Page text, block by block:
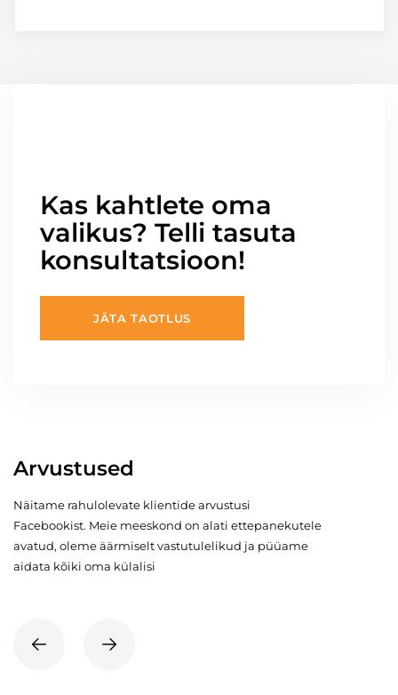
Kas kahtlete oma
valikus? Telli tasuta
konsultatsioon!
JÄTA TAOTLUS
Arvustused
Näitame rahulolevate klientide arvustusi
Facebookist. Meie meeskond on alati ettepanekutele
avatud, oleme äärmiselt vastutulelikud ja püüame
aidata kõiki oma külalisi